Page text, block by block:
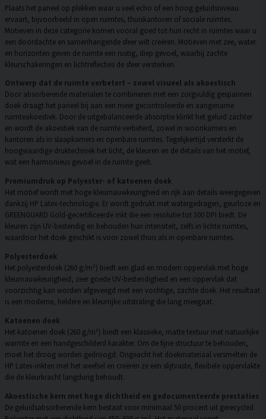
Plaats het paneel op plekken waar u veel echo of een hoog geluidsniveau
ervaart, bijvoorbeeld in open ruimtes, thuiskantoren of sociale ruimtes.
Motieven in deze categorie komen vooral goed tot hun recht in ruimtes waar u
een doordachte en samenhangende sfeer wilt creëren. Motieven met zee, water
en horizonten geven de ruimte een rustig, diep gevoel, waarbij zachte
kleurschakeringen en lichtreflecties de sfeer versterken.
Ontwerp dat de ruimte verbetert – zowel visueel als akoestisch
Door absorberende materialen te combineren met een zorgvuldig gespannen
doek draagt het paneel bij aan een meer gecontroleerde en aangename
ruimteakoestiek. Door de uitgebalanceerde absorptie klinkt het geluid zachter
en wordt de akoestiek van de ruimte verbeterd, zowel in woonkamers en
kantoren als in slaapkamers en openbare ruimtes. Tegelijkertijd versterkt de
hoogwaardige druktechniek het licht, de kleuren en de details van het motief,
wat een harmonieus gevoel in de ruimte geeft.
Premiumdruk op Polyester- of katoenen doek
Het motief wordt met hoge kleurnauwkeurigheid en rijk aan details weergegeven
dankzij HP Latex-technologie. Er wordt gedrukt met watergedragen, geurloze en
GREENGUARD Gold-gecertificeerde inkt die een resolutie tot 300 DPI biedt. De
kleuren zijn UV-bestendig en behouden hun intensiteit, zelfs in lichte ruimtes,
waardoor het doek geschikt is voor zowel thuis als in openbare ruimtes.
Polyesterdoek
Het polyesterdoek (260 g/m²) biedt een glad en modern oppervlak met hoge
kleurnauwkeurigheid, zeer goede UV-bestendigheid en een oppervlak dat
voorzichtig kan worden afgeveegd met een vochtige, zachte doek. Het resultaat
is een moderne, heldere en kleurrijke uitstraling die lang meegaat.
Katoenen doek
Het katoenen doek (260 g/m²) biedt een klassieke, matte textuur met natuurlijke
warmte en een handgeschilderd karakter. Om de fijne structuur te behouden,
moet het droog worden gedroogd. Ongeacht het doekmateriaal versmelten de
HP Latex-inkten met het weefsel en creëren ze een slijtvaste, flexibele oppervlakte
die de kleurkracht langdurig behoudt.
Akoestische kern met hoge dichtheid en gedocumenteerde prestaties
De geluidsabsorberende kern bestaat voor minimaal 50 procent uit gerecycled